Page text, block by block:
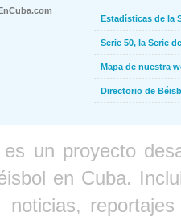
Estadísticas de la
Serie 50, la Serie
Mapa de nuestra
Directorio de
es un proyecto
en Cuba.
noticias,